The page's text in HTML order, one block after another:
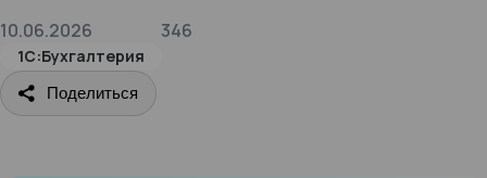
10.06.2026 346
1С:Бухгалтерия
Поделиться